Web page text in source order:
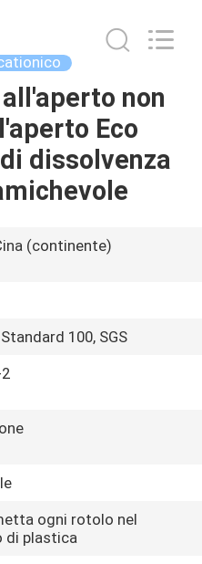
non
Eco
dissolvenza
(continente)
100, SGS
ogni rotolo nel
di plastica